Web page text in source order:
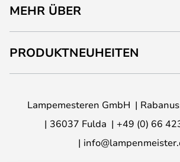
MEHR ÜBER
PRODUKTNEUHEITEN
Lampemesteren GmbH
36037 Fulda
+49 (0) 66